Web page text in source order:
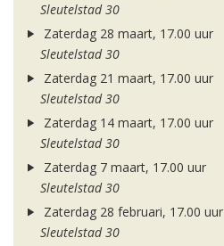
Sleutelstad 30
Zaterdag 28 maart, 17.00 uur
Sleutelstad 30
Zaterdag 21 maart, 17.00 uur
Sleutelstad 30
Zaterdag 14 maart, 17.00 uur
Sleutelstad 30
Zaterdag 7 maart, 17.00 uur
Sleutelstad 30
Zaterdag 28 februari, 17.00 uur
Sleutelstad 30